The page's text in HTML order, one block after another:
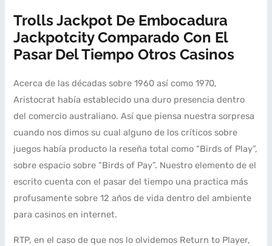
Trolls Jackpot De Embocadura
Jackpotcity Comparado Con El
Pasar Del Tiempo Otros Casinos
Acerca de las décadas sobre 1960 así­ como 1970,
Aristocrat había establecido una duro presencia dentro
del comercio australiano. Así que piensa nuestra sorpresa
cuando nos dimos su cual alguno de los críticos sobre
juegos había producto la reseña total como “Birds of Play”,
sobre espacio sobre “Birds of Pay”. Nuestro elemento de el
escrito cuenta con el pasar del tiempo una practica más
profusamente sobre 12 años de vida dentro del ambiente
para casinos en internet.
RTP, en el caso de que nos lo olvidemos Return to Player,